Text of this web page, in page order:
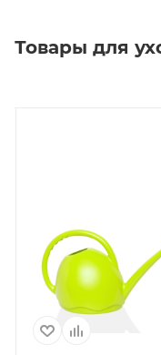
Товары для